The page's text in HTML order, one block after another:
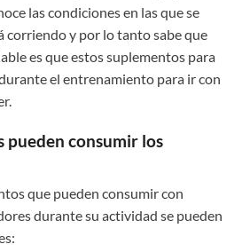
las condiciones en las que se
corriendo y por lo tanto sabe que
es que estos suplementos para
el entrenamiento para ir con
pueden consumir los
que pueden consumir con
durante su actividad se pueden